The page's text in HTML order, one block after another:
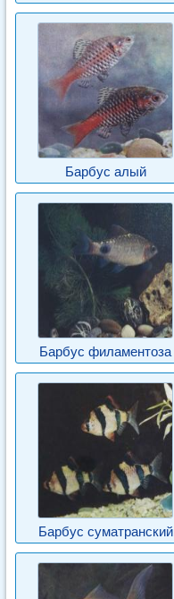
Барбус алый
Барбус филаментоза
Барбус суматранский